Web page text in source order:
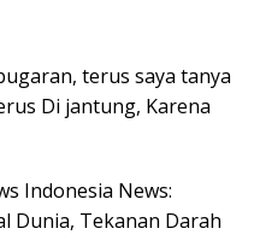
terus saya tanya
Di jantung, Karena
Indonesia News:
Dunia, Tekanan Darah